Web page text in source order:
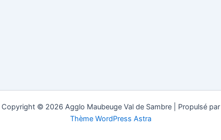
Copyright © 2026 Agglo Maubeuge Val de Sambre | Propulsé par
Thème WordPress Astra